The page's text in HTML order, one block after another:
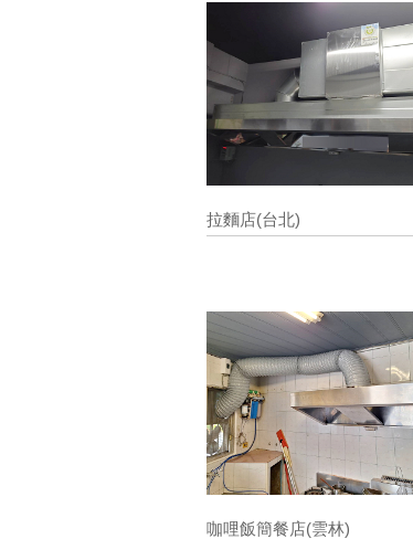
拉麵店(台北)
咖哩飯簡餐店(雲林)